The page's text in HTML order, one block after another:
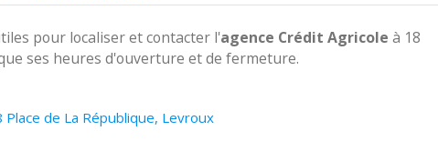
pour localiser et contacter l'agence Crédit Agricole à 18
ses heures d'ouverture et de fermeture.
de La République, Levroux